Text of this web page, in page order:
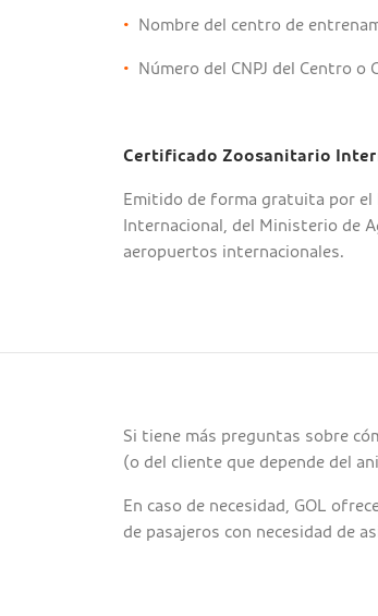
• Nombre del centro de
• Número del CNPJ del Centro o
Certificado Zoosanitario
Emitido de forma gratuita por el
Internacional, del Ministerio de
aeropuertos internacionales.
Si tiene más preguntas sobre
(o del cliente que depende del
En caso de necesidad, GOL
de pasajeros con necesidad de